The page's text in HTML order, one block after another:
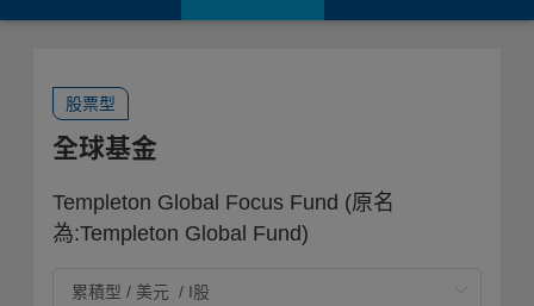
股票型
全球基金
Templeton Global Focus Fund (原名
為:Templeton Global Fund)